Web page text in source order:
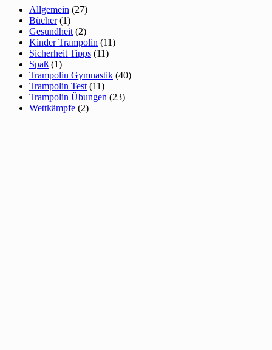
Allgemein (27)
Bücher(1)
Gesundheit (2)
Kinder Trampolin (11)
Sicherheit Tipps (11)
Spaß (1)
Trampolin Gymnastik (40)
Trampolin Test (11)
Trampolin Übungen (23)
Wettkämpfe (2)